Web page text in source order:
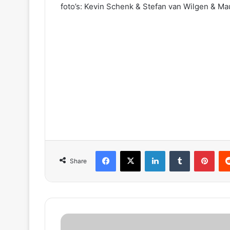
foto’s: Kevin Schenk & Stefan van Wilgen &
Share
Facebook X LinkedIn Tumblr Pinterest Reddit
g